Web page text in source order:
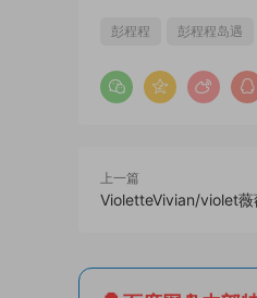
彭程程 彭程程岛遇
上一篇
VioletteVivian/violet薇